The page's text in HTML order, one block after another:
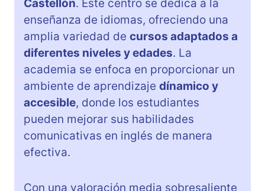
Castellón. Este centro se dedica a la
enseñanza de idiomas, ofreciendo una
amplia variedad de cursos adaptados a
diferentes niveles y edades. La
academia se enfoca en proporcionar un
ambiente de aprendizaje dínamico y
accesible, donde los estudiantes
pueden mejorar sus habilidades
comunicativas en inglés de manera
efectiva.
Con una valoración media sobresaliente